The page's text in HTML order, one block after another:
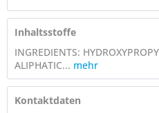
Inhaltsstoffe
INGREDIENTS:
ALIPHATIC... mehr
Kontaktdaten